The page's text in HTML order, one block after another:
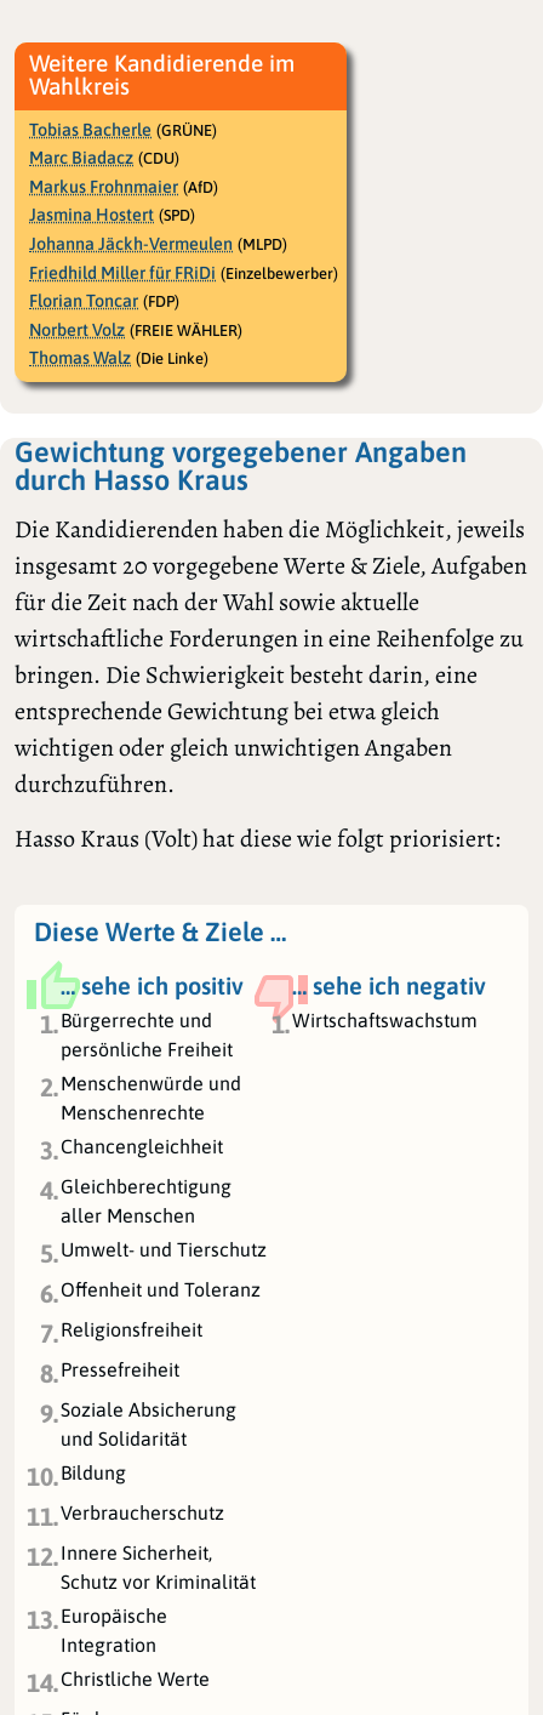
Weitere Kandidierende im
Wahlkreis
Tobias Bacherle (GRÜNE)
Marc Biadacz (CDU)
Markus Frohnmaier (AfD)
Jasmina Hostert (SPD)
Johanna Jäckh-Vermeulen (MLPD)
Friedhild Miller für FRiDi (Einzelbewerber)
Florian Toncar (FDP)
Norbert Volz (FREIE WÄHLER)
Thomas Walz (Die Linke)
Gewichtung vorgegebener Angaben
durch Hasso Kraus
Die Kandidierenden haben die Möglichkeit, jeweils
insgesamt 20 vorgegebene Werte & Ziele, Aufgaben
für die Zeit nach der Wahl sowie aktuelle
wirtschaftliche Forderungen in eine Reihenfolge zu
bringen. Die Schwierigkeit besteht darin, eine
entsprechende Gewichtung bei etwa gleich
wichtigen oder gleich unwichtigen Angaben
durchzuführen.
Hasso Kraus (Volt) hat diese wie folgt priorisiert:
Diese Werte & Ziele …
… sehe ich positiv
… sehe ich negativ
1.Bürgerrechte und
persönliche Freiheit
1.Wirtschaftswachstum
2.Menschenwürde und
Menschenrechte
3.Chancengleichheit
4.Gleichberechtigung
aller Menschen
5.Umwelt- und Tierschutz
6.Offenheit und Toleranz
7.Religionsfreiheit
8.Pressefreiheit
9.Soziale Absicherung
und Solidarität
10.Bildung
11.Verbraucherschutz
12.Innere Sicherheit,
Schutz vor Kriminalität
13.Europäische
Integration
14.Christliche Werte